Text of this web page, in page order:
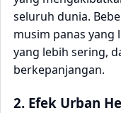
seluruh dunia.
musim panas yang
yang lebih sering,
berkepanjangan.
2. Efek Urban